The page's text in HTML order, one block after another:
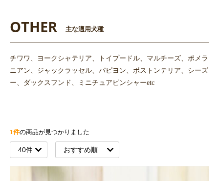
OTHER 主な適用犬種
チワワ、ヨークシャテリア、トイプードル、マルチーズ、ポメラ
ニアン、ジャックラッセル、パピヨン、ボストンテリア、シーズ
ー、ダックスフンド、ミニチュアピンシャーetc
1件の商品が見つかりました